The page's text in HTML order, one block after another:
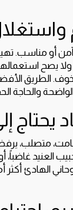
أو مناسب.
ولا يصح
خوف. الطريق
والحاجة
متصلب،
غاضباً، أو
الهادئ أكثر